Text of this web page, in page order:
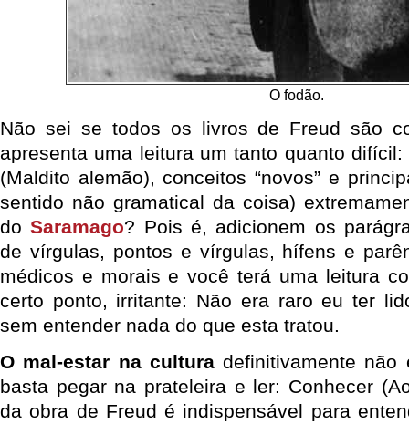
O fodão.
Não sei se todos os livros de Freud são
apresenta uma leitura um tanto quanto
(Maldito alemão), conceitos “novos” e
sentido não gramatical da coisa)
doSaramago? Pois é, adicionem os
de vírgulas, pontos e vírgulas, hífens e
médicos e morais e você terá uma leitura
certo ponto, irritante: Não era raro eu ter
sem entender nada do que esta tratou.
O mal-estar na culturadefinitivamente não
basta pegar na prateleira e ler: Conhecer
da obra de Freud é indispensável para